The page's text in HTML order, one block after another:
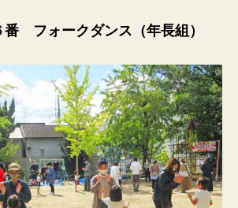
番 フォークダンス（年長組）